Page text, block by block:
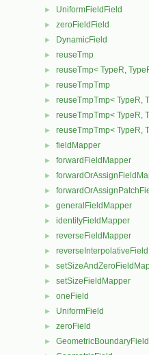
► UniformFieldField
► zeroFieldField
► DynamicField
► reuseTmp
► reuseTmp< TypeR,
► reuseTmpTmp
► reuseTmpTmp< TypeR,
► reuseTmpTmp< TypeR,
► reuseTmpTmp< TypeR,
► fieldMapper
► forwardFieldMapper
►
►
► generalFieldMapper
► identityFieldMapper
► reverseFieldMapper
►
►
► setSizeFieldMapper
► oneField
► UniformField
► zeroField
► GeometricBoundaryField